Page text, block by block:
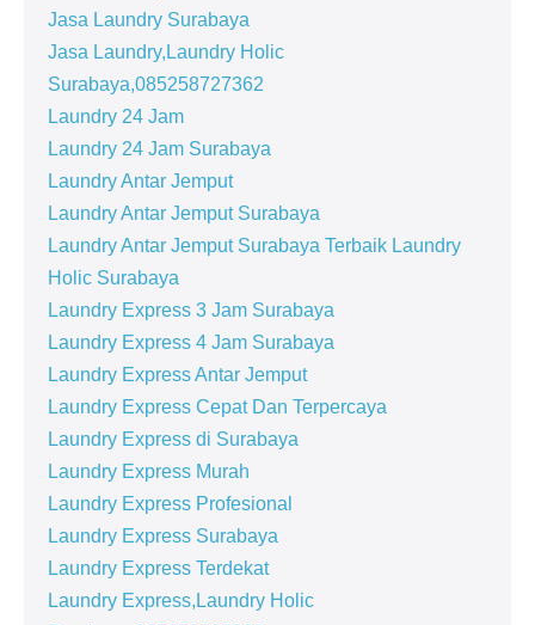
Jasa Laundry Surabaya
Jasa Laundry,Laundry Holic
Surabaya,085258727362
Laundry 24 Jam
Laundry 24 Jam Surabaya
Laundry Antar Jemput
Laundry Antar Jemput Surabaya
Laundry Antar Jemput Surabaya Terbaik Laundry
Holic Surabaya
Laundry Express 3 Jam Surabaya
Laundry Express 4 Jam Surabaya
Laundry Express Antar Jemput
Laundry Express Cepat Dan Terpercaya
Laundry Express di Surabaya
Laundry Express Murah
Laundry Express Profesional
Laundry Express Surabaya
Laundry Express Terdekat
Laundry Express,Laundry Holic